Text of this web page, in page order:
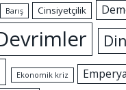
Barış Cinsiyetçilik
Din
Ekonomik kriz